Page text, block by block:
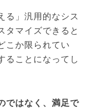
る」汎用的なシス
タマイズできると
こか限られてい
ることになってし
ではなく、満足で